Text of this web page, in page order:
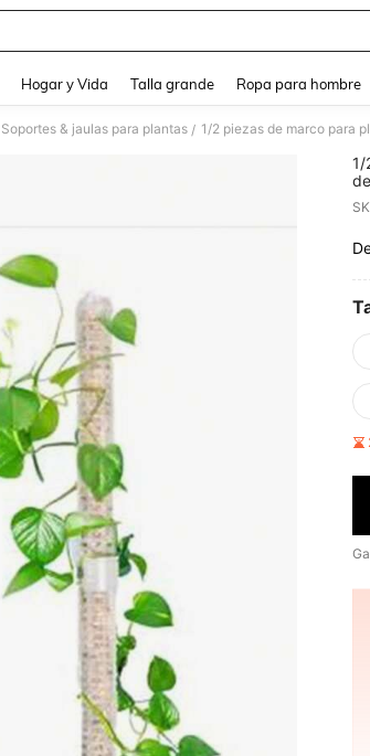
Hogar y Vida Talla grande Ropa para hombre
Soportes & jaulas para plantas /
1/